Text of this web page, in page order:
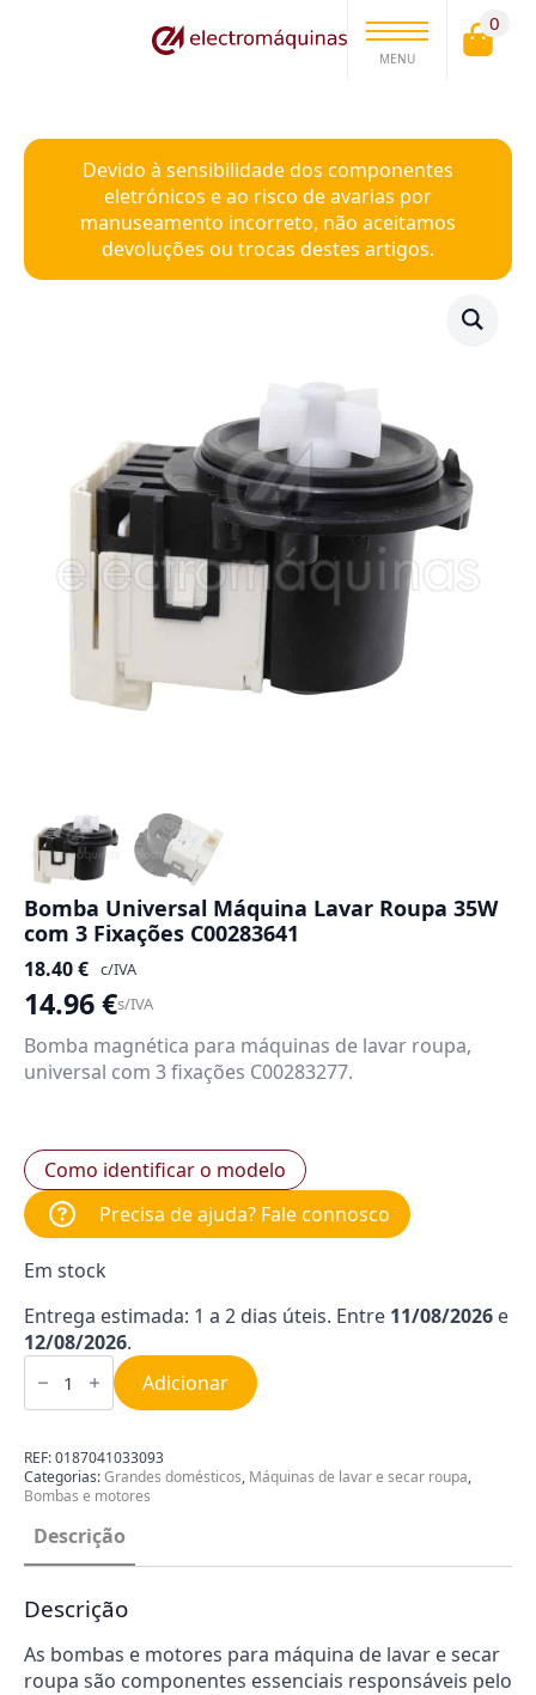
MENU
0
Devido à sensibilidade dos componentes
eletrónicos e ao risco de avarias por
manuseamento incorreto, não aceitamos
devoluções ou trocas destes artigos.
Bomba Universal Máquina Lavar Roupa 35W
com 3 Fixações C00283641
18.40€ c/IVA
14.96€s/IVA
Bomba magnética para máquinas de lavar roupa,
universal com 3 fixações C00283277.
Como identificar o modelo
Precisa de ajuda? Fale connosco
Em stock
Entrega estimada: 1 a 2 dias úteis. Entre 11/08/2026 e
12/08/2026.
Quantidade
de
Universal
Lavar
Roupa
35W
com
Fixações
C00283641
Adicionar
REF:0187041033093
Categorias:Grandes domésticos, Máquinas de lavar e secar roupa,
Bombas e motores
Descrição
Descrição
As bombas e motores para máquina de lavar e secar
roupa são componentes essenciais responsáveis pelo